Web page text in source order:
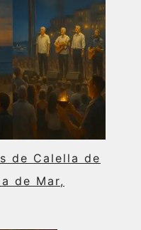
de Calella de
de Mar,